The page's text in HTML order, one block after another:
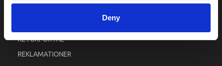
Deny
RETURPORTAL
REKLAMATIONER